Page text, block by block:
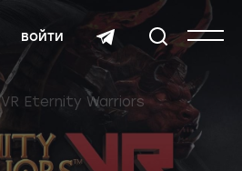
войти
VR Eternity Warriors